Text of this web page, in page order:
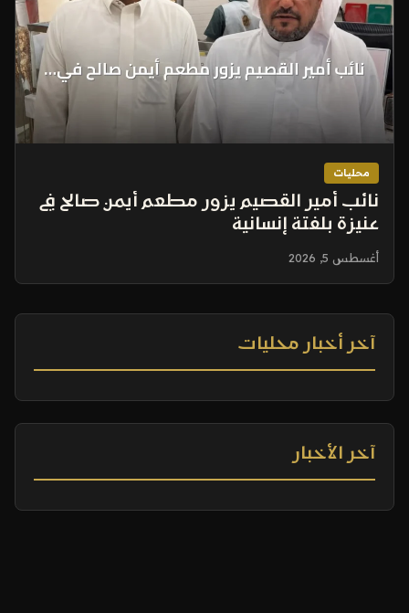
محليات
نائب أمير القصيم يزور مطعم أيمن صالح في
عنيزة بلفتة إنسانية
أغسطس 5, 2026
آخر أخبار محليات
آخر الأخبار